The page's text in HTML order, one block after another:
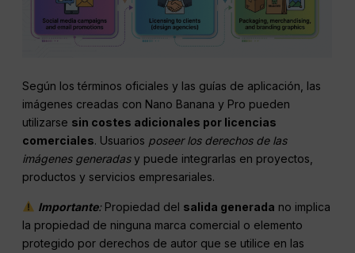
Según los términos oficiales y las guías de aplicación, las
imágenes creadas con Nano Banana y Pro pueden
utilizarse sin costes adicionales por licencias
comerciales. Usuarios poseer los derechos de las
imágenes generadasy puede integrarlas en proyectos,
productos y servicios empresariales.
Importante:Propiedad del salida generada no implica
la propiedad de ninguna marca comercial o elemento
protegido por derechos de autor que se utilice en las